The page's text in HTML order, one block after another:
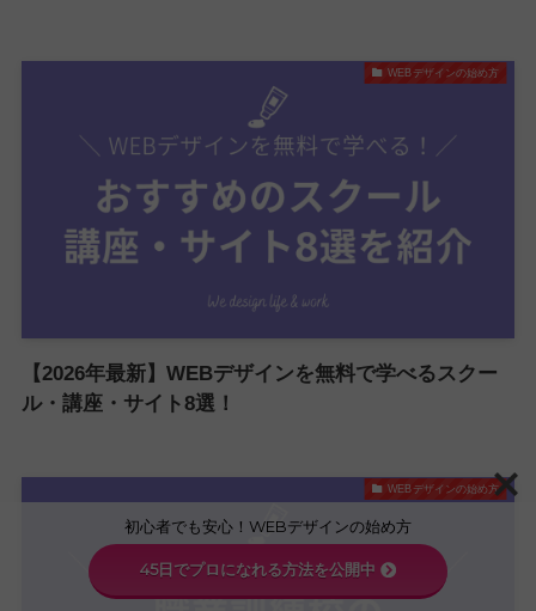
WEBデザインの始め方
【2026年最新】WEBデザインを無料で学べるスクー
ル・講座・サイト8選！
WEBデザインの始め方
初心者でも安心！WEBデザインの始め方
45日でプロになれる方法を公開中